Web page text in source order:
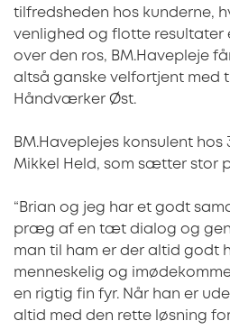
tilfredsheden hos kunderne,
venlighed og flotte resultater
over den ros, BM.Havepleje
altså ganske velfortjent med
Håndværker Øst.
BM.Haveplejes konsulent
Mikkel Held, som sætter stor
“Brian og jeg har et godt
præg af en tæt dialog og
man til ham er der altid godt
menneskelig og
en rigtig fin fyr. Når han er
altid med den rette løsning